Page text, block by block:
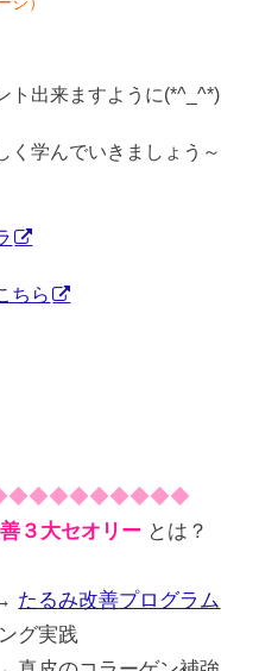
ト出来ますように(*^_^*)
く学んでいきましょう～
ちら
３大セオリー とは？
たるみ改善プログラム
グ実践